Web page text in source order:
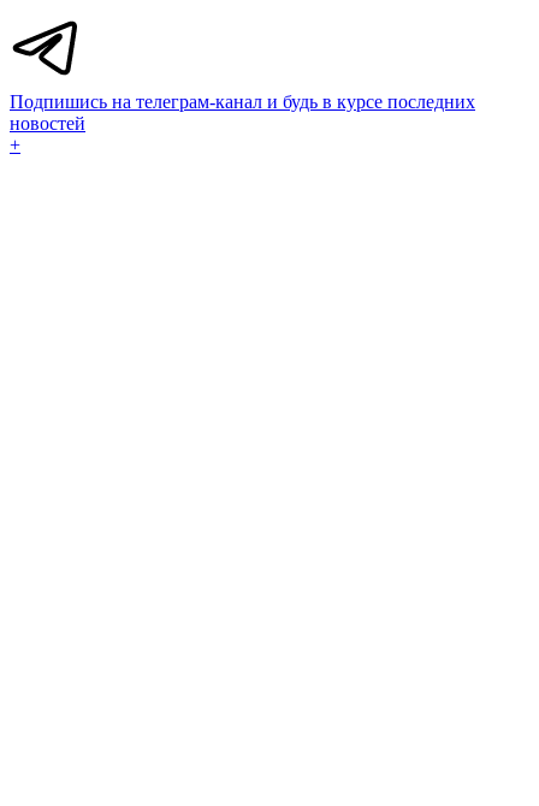
Подпишись на телеграм-канал и будь в курсе последних
новостей
+